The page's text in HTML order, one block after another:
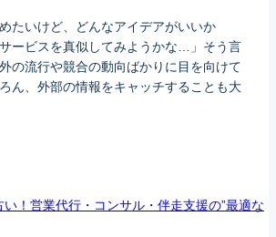
たいけど、どんなアイデアがいいか
ービスを真似してみようかな…」そう言
の流行や競合の動向ばかりに目を向けて
ん、外部の情報をキャッチすることも大